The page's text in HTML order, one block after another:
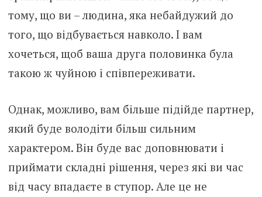
тому, що ви – людина, яка небайдужий до
того, що відбувається навколо. І вам
хочеться, щоб ваша друга половинка була
такою ж чуйною і співпереживати.
Однак, можливо, вам більше підійде партнер,
який буде володіти більш сильним
характером. Він буде вас доповнювати і
приймати складні рішення, через які ви час
від часу впадаєте в ступор. Але це не